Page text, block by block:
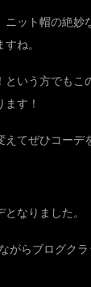
ット帽の絶妙
ね。
という方でもこ
す！
えてぜひコーデ
なりました。
がらブログクラ